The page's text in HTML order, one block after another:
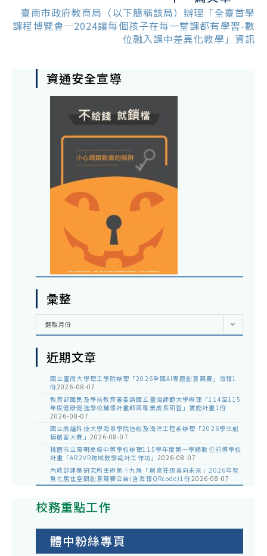
臺南市政府教育局（以下簡稱該局）辦理「全臺首學
課程博覽會─2024讓每個孩子在每一堂課都有學習-數
位融入課中差異化教學」資訊
資通安全宣導
彙整
彙
選取月份
近期文章
國立臺南大學理工學院辦理「2026全國AI專題創意競賽」海報1
份2026-08-07
教育部國民及學前教育署委請國立臺灣師範大學辦理「114至115
年度健康促進學校輔導計畫師資專業成長研習」實施計畫1份
2026-08-07
國立高雄科技大學海事學院造船及海洋工程系辦理「2026學生船
模創客大賽」 2026-08-07
桃園市立陽明高級中等學校辦理115學年度第一學期數位前導學校
計畫「AR2VR跨域教學設計工作坊」 2026-08-07
內政部建築研究所主辦第十九屆「創意狂想巢向未來」2026年智
慧化居住空間創意競賽公告(含海報QRcode)1份2026-08-07
校務重點工作
體中粉絲專頁